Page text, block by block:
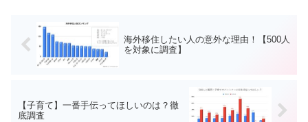
海外移住したい人の意外な理由！【500人
を対象に調査】
【子育て】一番手伝ってほしいのは？徹
底調査